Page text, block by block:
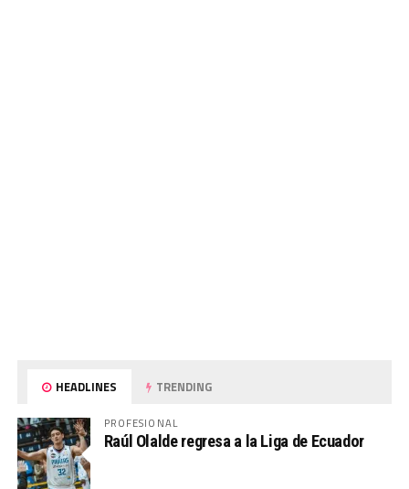
HEADLINES TRENDING
PROFESIONAL
Raúl Olalde regresa a la Liga de Ecuador